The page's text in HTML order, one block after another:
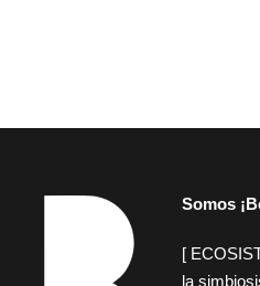
Somos
[
la